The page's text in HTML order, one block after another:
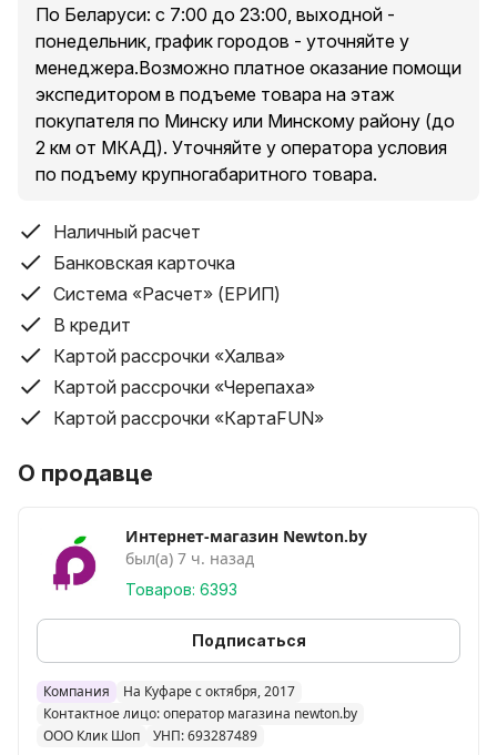
* есть ограничения по категории доставляемых
товаров в пункты выдачи, подробнее уточняйте у
менеджера при оформлении заказа.
Условия доставки курьером по Минску и Минскому
району (до 2 км от МКАД за исключением п. Сокол и
Доставка товаров стоимостью свыше 200 руб. –
бесплатно.
Доставка товаров стоимостью до 200 руб. – от 10
рублей.
Доставка товара производится бесплатно до
подъезда (до забора в частном доме) покупателя.
Условия доставки курьером по Беларуси (кроме
Бесплатная доставка (планшеты, ноутбуки,
(географию и конечную стоимость доставки
необходимо индивидуально уточнять у оператора).
Доставка товара по регионам производится до
подъезда или до забора в частном доме.
Срок доставки по Беларуси составляет от 1-ого дня
до 5-ти дней со дня принятия заказа; в некоторых
случаях срок доставки может быть увеличен по
По Беларуси: с 7:00 до 23:00, выходной -
понедельник, график городов - уточняйте у
менеджера.Возможно платное оказание помощи
экспедитором в подъеме товара на этаж
покупателя по Минску или Минскому району (до
2 км от МКАД). Уточняйте у оператора условия
по подъему крупногабаритного товара.
Наличный расчет
Банковская карточка
Система «Расчет» (ЕРИП)
В кредит
Картой рассрочки «Халва»
Картой рассрочки «Черепаха»
Картой рассрочки «КартаFUN»
О продавце
Интернет-магазин Newton.by
был(а) 7 ч. назад
Товаров: 6393
Подписаться
Компания
На Куфаре с октября, 2017
Контактное лицо: оператор магазина newton.by
ООО Клик Шоп
УНП: 693287489